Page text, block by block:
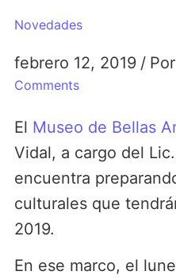
Novedades
febrero 12, 2019 / Por
Comments
El Museo de Bellas
Vidal, a cargo del
encuentra
culturales que
2019.
En ese marco, el